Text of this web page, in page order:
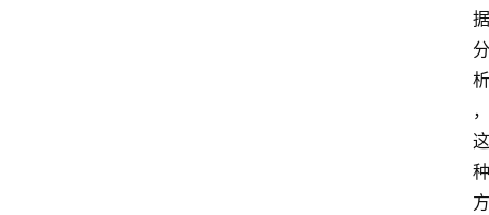
据
分
析
，
这
种
方